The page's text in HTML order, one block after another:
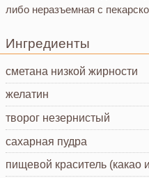
либо неразъемная с
Ингредиенты
сметана низкой жирности
желатин
творог незернистый
сахарная пудра
пищевой краситель (какао